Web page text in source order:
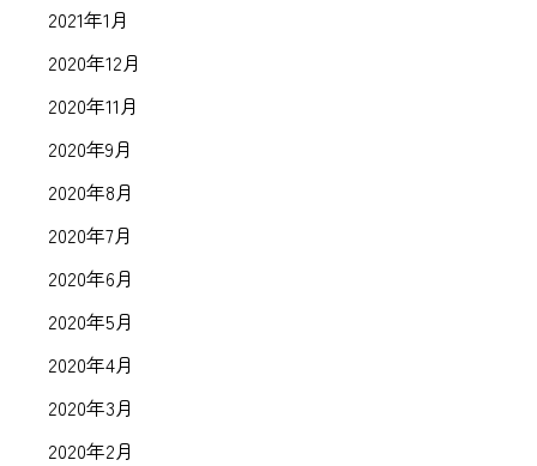
2021年1月
2020年12月
2020年11月
2020年9月
2020年8月
2020年7月
2020年6月
2020年5月
2020年4月
2020年3月
2020年2月